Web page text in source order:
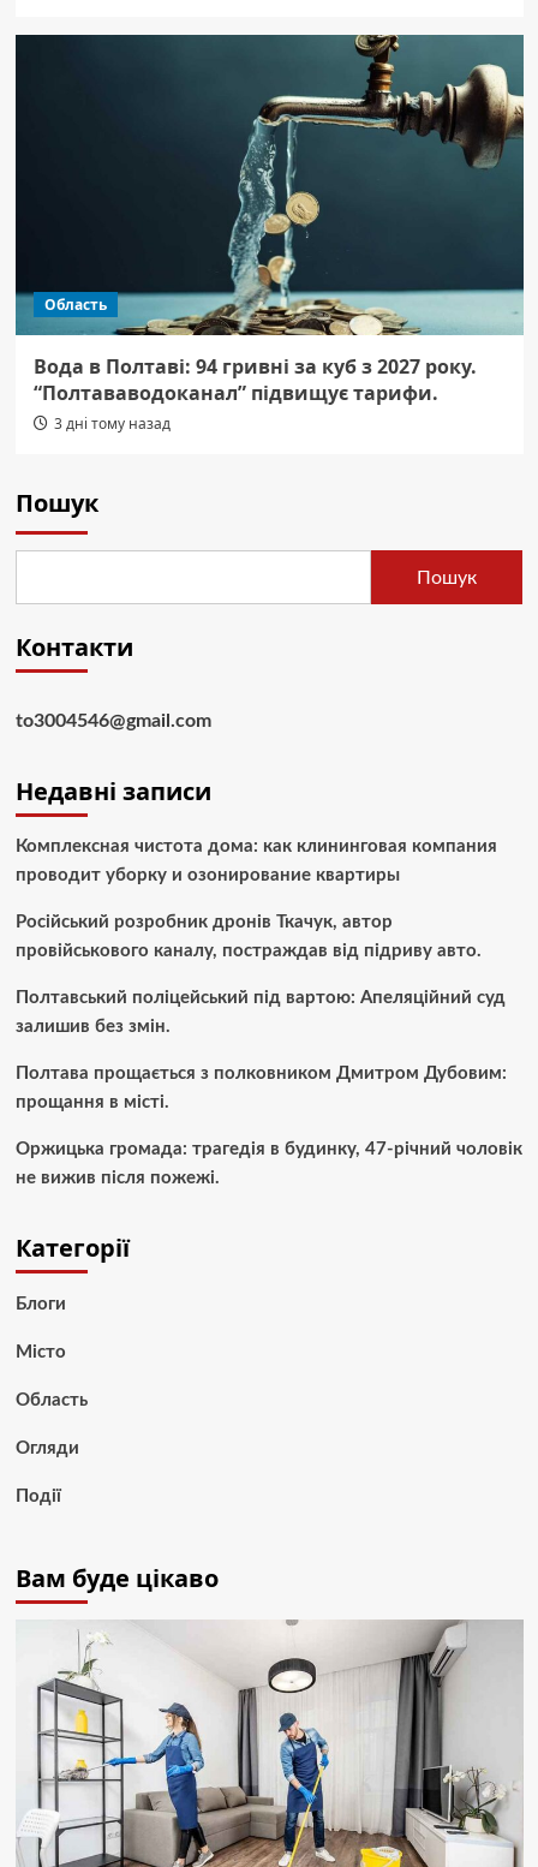
Область
Вода в Полтаві: 94 гривні за куб з 2027 року.
“Полтававодоканал” підвищує тарифи.
3 дні тому назад
Пошук
Пошук
Контакти
to3004546@gmail.com
Недавні записи
Комплексная чистота дома: как клининговая компания
проводит уборку и озонирование квартиры
Російський розробник дронів Ткачук, автор
провійськового каналу, постраждав від підриву авто.
Полтавський поліцейський під вартою: Апеляційний суд
залишив без змін.
Полтава прощається з полковником Дмитром Дубовим:
прощання в місті.
Оржицька громада: трагедія в будинку, 47-річний чоловік
не вижив після пожежі.
Категорії
Блоги
Місто
Область
Огляди
Події
Вам буде цікаво